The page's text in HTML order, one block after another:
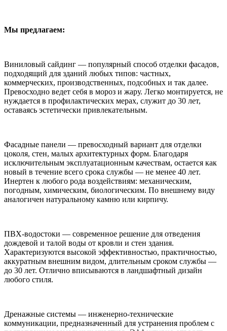
Мы предлагаем:
Виниловый сайдинг — популярный способ отделки фасадов,
подходящий для зданий любых типов: частных,
коммерческих, производственных, подсобных и так далее.
Превосходно ведет себя в мороз и жару. Легко монтируется, не
нуждается в профилактических мерах, служит до 30 лет,
оставаясь эстетически привлекательным.
Фасадные панели — превосходный вариант для отделки
цоколя, стен, малых архитектурных форм. Благодаря
исключительным эксплуатационным качествам, остается как
новый в течение всего срока службы — не менее 40 лет.
Инертен к любого рода воздействиям: механическим,
погодным, химическим, биологическим. По внешнему виду
аналогичен натуральному камню или кирпичу.
ПВХ-водостоки — современное решение для отведения
дождевой и талой воды от кровли и стен здания.
Характеризуются высокой эффективностью, практичностью,
аккуратным внешним видом, длительным сроком службы —
до 30 лет. Отлично вписываются в ландшафтный дизайн
любого стиля.
Дренажные системы — инженерно-технические
коммуникации, предназначенный для устранения проблем с